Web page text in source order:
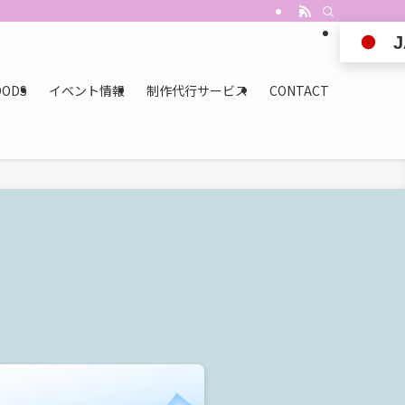
イベント情報 制作代行サービス CONTACT